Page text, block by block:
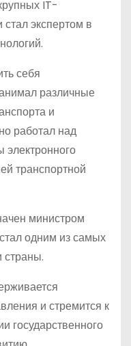
IT-
экспертом в
себя
различные
и
работал над
транспортной
министром
одним из самых
страны.
и стремится к
государственного